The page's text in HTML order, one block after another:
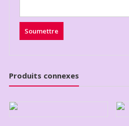
Produits connexes